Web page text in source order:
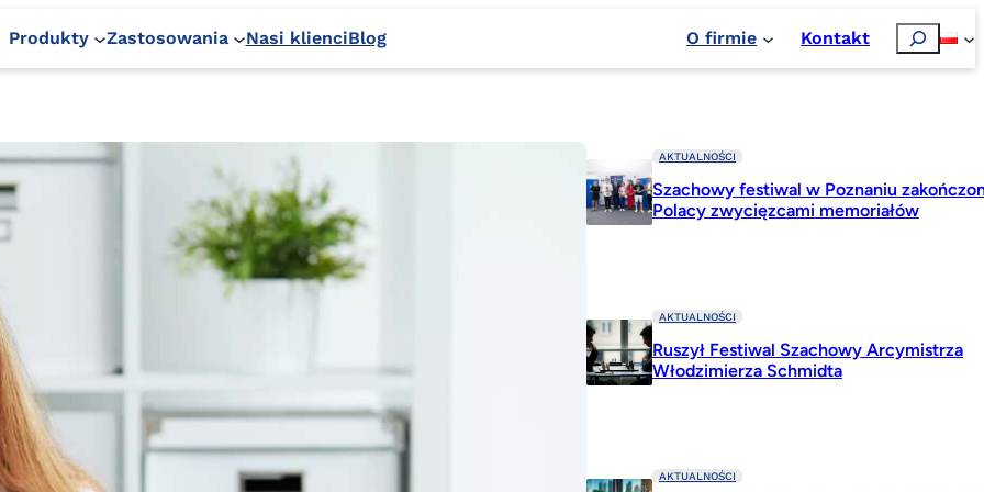
Produkty Zastosowania Nasi klienciBlog O firmie Kontakt Szukaj
AKTUALNOŚCI
Szachowy festiwal w Poznaniu
Polacy zwycięzcami memoriałów
AKTUALNOŚCI
Ruszył Festiwal Szachowy Arcymistrza
Włodzimierza Schmidta
AKTUALNOŚCI